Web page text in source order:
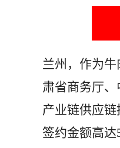
兰州，作为
肃省商务厅
产业链供应链
签约金额高达